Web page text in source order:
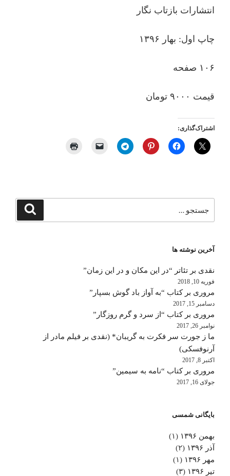
انتشارات بازتاب نگار
چاپ اول: بهار ۱۳۹۶
۱۰۶ صفحه
قیمت ۹۰۰۰ تومان
اشتراک‌گذاری:
برای
جستجو
آخرین نوشته ها
نقدی بر تئاتر “در این مکان و در این زمان”
فوریه 10, 2018
مروری بر کتاب “به آواز باد گوش بسپار”
دسامبر 15, 2017
مروری بر کتاب “از سرد و گرم روزگار”
نوامبر 26, 2017
ما ز جورت سر فکرت به گریبان* (نقدی بر فیلم مادر از
آرنوفسکی)
اکتبر 8, 2017
مروری بر کتاب “نامه به سیمین”
جولای 16, 2017
بایگانی شمسی
بهمن ۱۳۹۶
(۱)
آذر ۱۳۹۶
(۲)
مهر ۱۳۹۶
(۱)
تیر ۱۳۹۶
(۳)